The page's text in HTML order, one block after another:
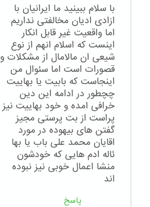
با سلام ببینید ما ایرانیان با
ازادی ادیان مخالفتی نداریم
اما واقعیت غیر قابل انکار
اینست که اسلام انهم از نوع
شیعی ان مالامال از مشکلات و
قصورات است اما سئوال من
اینجاست که بابیت یا بهاییت
چچطور در ادامه این دین
خرافی امده و خود بهاییت نیز
پراست از بت پرستی مجیز
گفتن های بیهوده در مورد
اقایان محمد علی باب یا بها
ئاله ادم هایی که خودشون
منشا اعمال خوبی نیز نبوده
اند
پاسخ